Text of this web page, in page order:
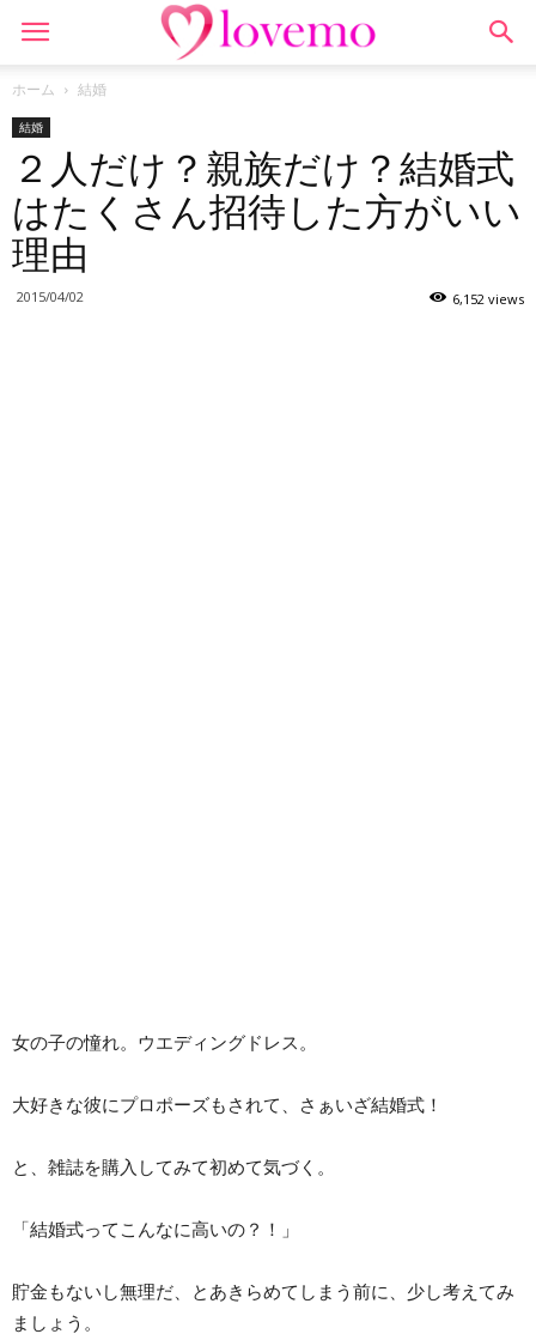
ホーム 結婚
結婚
２人だけ？親族だけ？結婚式
はたくさん招待した方がいい
理由
2015/04/02 6,152 views
女の子の憧れ。ウエディングドレス。
大好きな彼にプロポーズもされて、さぁいざ結婚式！
と、雑誌を購入してみて初めて気づく。
「結婚式ってこんなに高いの？！」
貯金もないし無理だ、とあきらめてしまう前に、少し考えてみ
ましょう。